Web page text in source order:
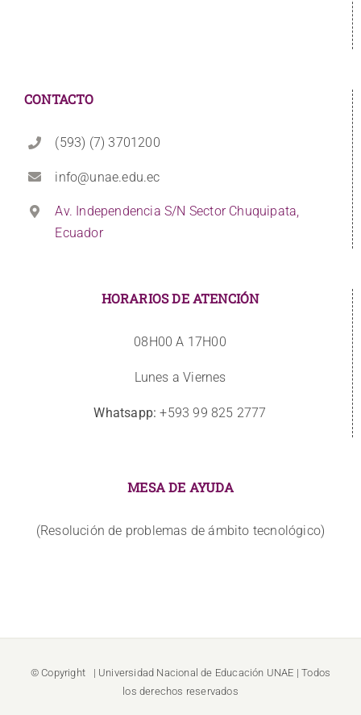
CONTACTO
(593) (7) 3701200
info@unae.edu.ec
Av. Independencia S/N Sector Chuquipata,
Ecuador
HORARIOS DE ATENCIÓN
08H00 A 17H00
Lunes a Viernes
Whatsapp: +593 99 825 2777
MESA DE AYUDA
(Resolución de problemas de ámbito tecnológico)
© Copyright | Universidad Nacional de Educación UNAE | Todos
los derechos reservados